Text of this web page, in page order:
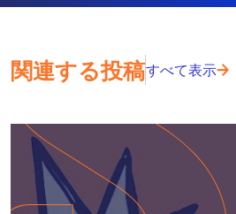
関連する投稿すべて表示